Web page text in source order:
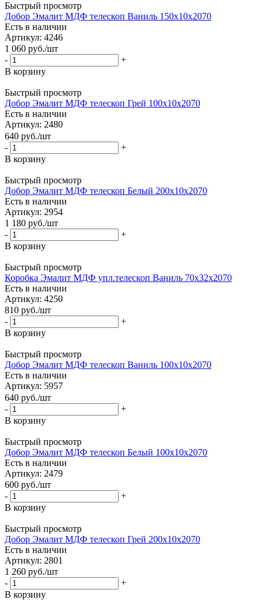
Быстрый просмотр
Добор Эмалит МДФ телескоп Ваниль 150х10х2070
Есть в наличии
Артикул: 4246
1 060 руб./шт
-
+
В корзину
Быстрый просмотр
Добор Эмалит МДФ телескоп Грей 100х10х2070
Есть в наличии
Артикул: 2480
640 руб./шт
-
+
В корзину
Быстрый просмотр
Добор Эмалит МДФ телескоп Белый 200х10х2070
Есть в наличии
Артикул: 2954
1 180 руб./шт
-
+
В корзину
Быстрый просмотр
Коробка Эмалит МДФ упл.телескоп Ваниль 70х32х2070
Есть в наличии
Артикул: 4250
810 руб./шт
-
+
В корзину
Быстрый просмотр
Добор Эмалит МДФ телескоп Ваниль 100х10х2070
Есть в наличии
Артикул: 5957
640 руб./шт
-
+
В корзину
Быстрый просмотр
Добор Эмалит МДФ телескоп Белый 100х10х2070
Есть в наличии
Артикул: 2479
600 руб./шт
-
+
В корзину
Быстрый просмотр
Добор Эмалит МДФ телескоп Грей 200х10х2070
Есть в наличии
Артикул: 2801
1 260 руб./шт
-
+
В корзину